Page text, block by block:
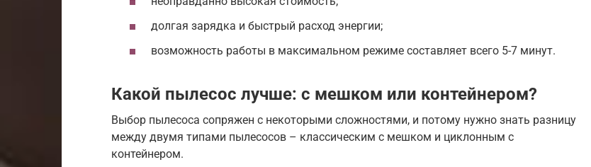
долгая зарядка и быстрый расход энергии;
возможность работы в максимальном режиме составляет всего 5-7 минут.
Какой пылесос лучше: с мешком или контейнером?
Выбор пылесоса сопряжен с некоторыми сложностями, и потому нужно знать разницу
между двумя типами пылесосов – классическим с мешком и циклонным с
контейнером.